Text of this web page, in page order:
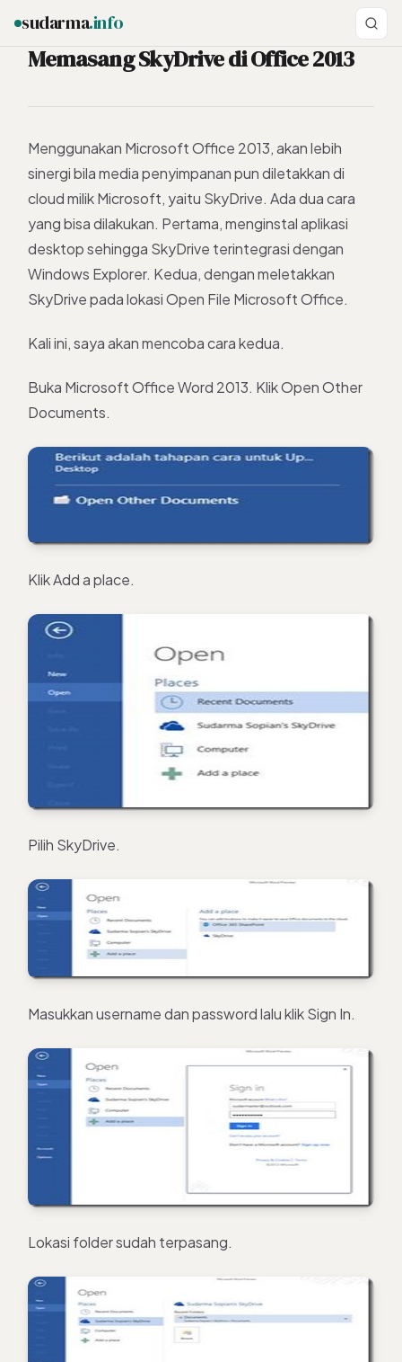
sudarma.info
Memasang SkyDrive di Office 2013
Menggunakan Microsoft Office 2013, akan lebih
sinergi bila media penyimpanan pun diletakkan di
cloud milik Microsoft, yaitu SkyDrive. Ada dua cara
yang bisa dilakukan. Pertama, menginstal aplikasi
desktop sehingga SkyDrive terintegrasi dengan
Windows Explorer. Kedua, dengan meletakkan
SkyDrive pada lokasi Open File Microsoft Office.
Kali ini, saya akan mencoba cara kedua.
Buka Microsoft Office Word 2013. Klik Open Other
Documents.
Klik Add a place.
Pilih SkyDrive.
Masukkan username dan password lalu klik Sign In.
Lokasi folder sudah terpasang.